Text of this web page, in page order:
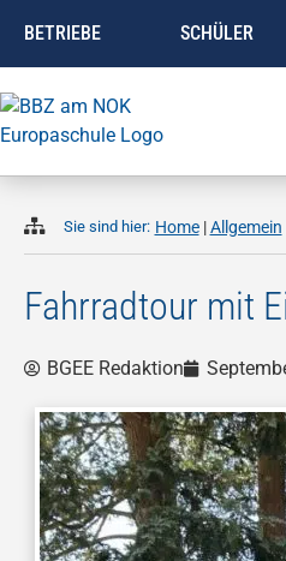
BETRIEBE SCHÜLER
Sie sind hier: Home|Allgemein
Fahrradtour mit
BGEE Redaktion